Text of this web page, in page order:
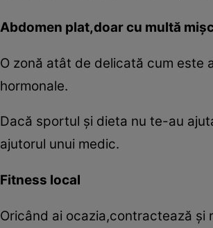
Abdomen plat,doar cu multă
O zonă atât de delicată cum este
hormonale.
Dacă sportul şi dieta nu te-au
ajutorul unui medic.
Fitness local
Oricând ai ocazia,contractează şi